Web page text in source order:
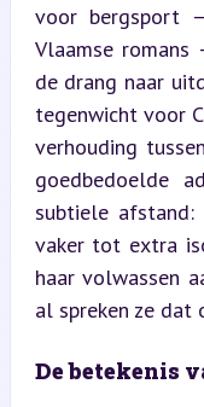
voor bergsport
Vlaamse
de drang naar
tegenwicht voor
verhouding
goedbedoelde
subtiele
vaker tot extra
haar volwassen
al spreken ze dat
De betekenis